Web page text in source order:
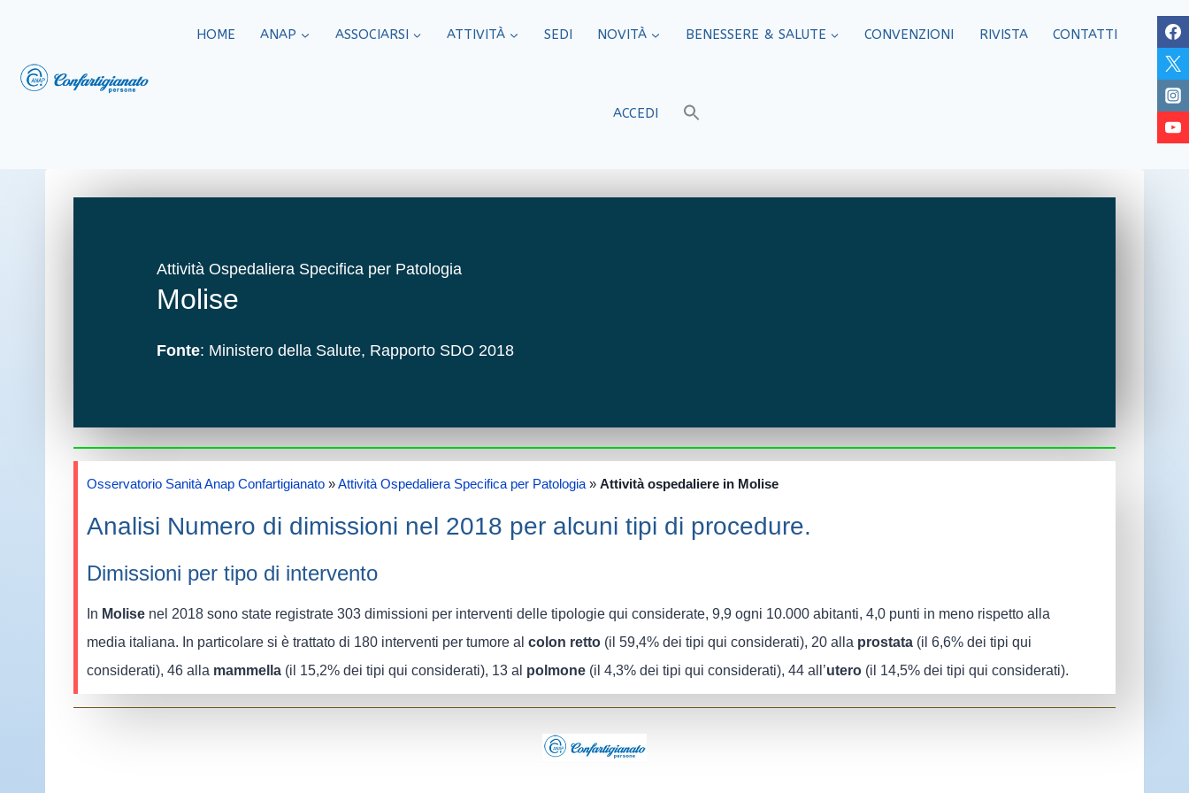
HOME ANAP ASSOCIARSI ATTIVITÀ SEDI​ NOVITÀ BENESSERE & SALUTE CONVENZIONI RIVISTA CONTATTI
ACCEDI
Attività Ospedaliera Specifica per Patologia
Molise
Fonte: Ministero della Salute, Rapporto SDO 2018
Osservatorio Sanità Anap Confartigianato »Attività Ospedaliera Specifica per Patologia » Attività ospedaliere in Molise
Analisi Numero di dimissioni nel 2018 per alcuni tipi di procedure.
Dimissioni per tipo di intervento
In Molise nel 2018 sono state registrate 303 dimissioni per interventi delle tipologie qui considerate, 9,9 ogni 10.000 abitanti, 4,0 punti in meno rispetto alla
media italiana. In particolare si è trattato di 180 interventi per tumore al colon retto (il 59,4% dei tipi qui considerati), 20 alla prostata (il 6,6% dei tipi qui
considerati), 46 alla mammella (il 15,2% dei tipi qui considerati), 13 al polmone (il 4,3% dei tipi qui considerati), 44 all’utero (il 14,5% dei tipi qui considerati).